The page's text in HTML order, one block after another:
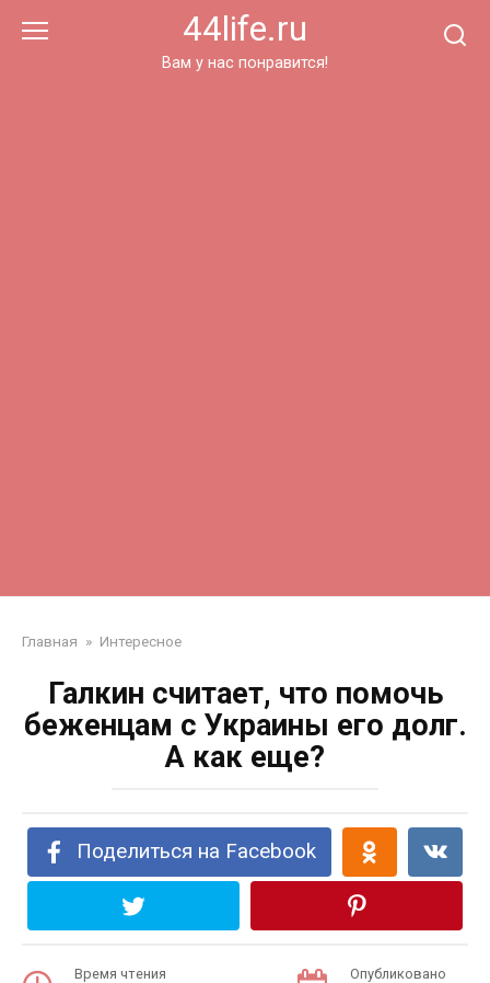
44life.ru
Вам у нас понравится!
Главная » Интересное
Галкин считает, что помочь
беженцам с Украины его долг.
А как еще?
Поделиться на Facebook
Время чтения Опубликовано